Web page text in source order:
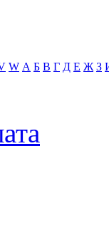
W А Б В Г Д Е Ж З